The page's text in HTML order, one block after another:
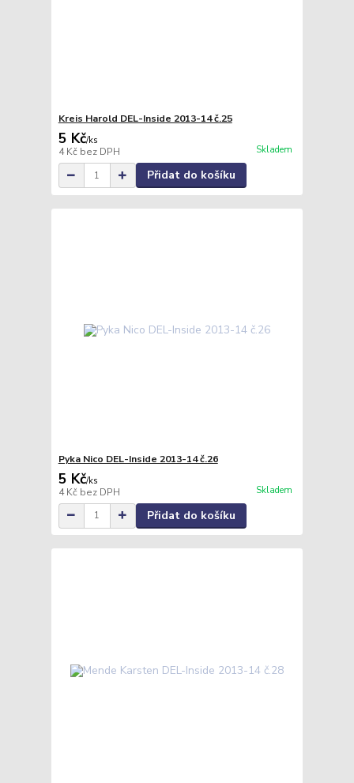
Kreis Harold DEL-Inside 2013-14 č.25
5 Kč/ks
4 Kč bez DPH Skladem
Přidat do košíku
Pyka Nico DEL-Inside 2013-14 č.26
5 Kč/ks
4 Kč bez DPH Skladem
Přidat do košíku